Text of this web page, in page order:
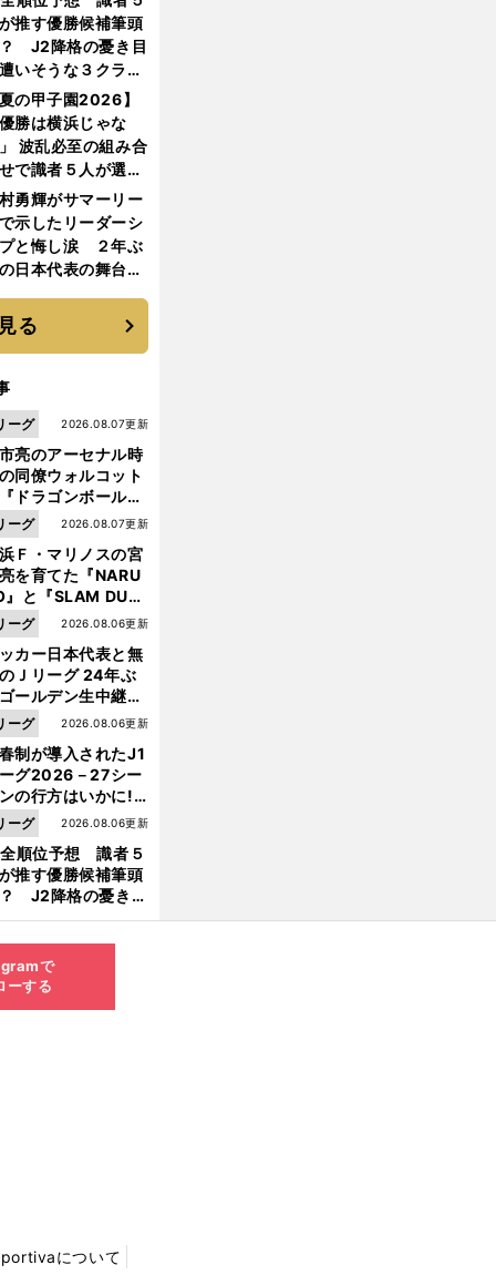
への思い
推す優勝候補筆頭
J2降格の憂き目
いそうな３クラブ
？
の甲子園2026】
勝は横浜じゃな
波乱必至の組み合
で識者５人が選ん
勝校はここだ！
勇輝がサマーリー
示したリーダーシ
と悔し涙 ２年ぶ
日本代表の舞台を
く
る
亮のアーセナル時
同僚ウォルコット
ドラゴンボール』
好き ポドルスキは
小次郎に憧れてい
2026.08.07更新
ーグ
Ｆ・マリノスの宮
を育てた『NARU
』と『SLAM DUN
中京大中京の同
・木原龍一は"ジ
プ係"だった
2026.08.07更新
ーグ
カー日本代表と無
Ｊリーグ 24年ぶ
ールデン生中継の
戦でヘタな試合は
られない
2026.08.06更新
ーグ
制が導入されたJ1
グ2026－27シー
の行方はいかに!?
の識者が全順位
胆予想
2026.08.06更新
ーグ
順位予想 識者５
推す優勝候補筆頭
J2降格の憂き目
いそうな３クラブ
2026.08.06更新
ーグ
で
ーする
について